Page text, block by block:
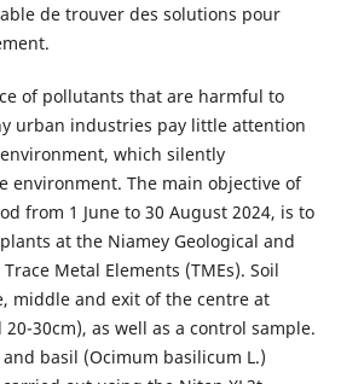
de trouver des solutions pour
of pollutants that are harmful to
urban industries pay little attention
which silently
environment. The main objective of
from 1 June to 30 August 2024, is to
at the Niamey Geological and
Metal Elements (TMEs). Soil
middle and exit of the centre at
30cm), as well as a control sample.
basil (Ocimum basilicum L.)